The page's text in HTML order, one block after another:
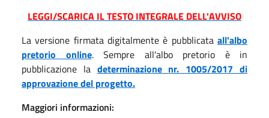
LEGGI/SCARICA IL TESTO INTEGRALE DELL'AVVISO
La versione firmata digitalmente è pubblicata all'albo
pretorio online. Sempre all'albo pretorio è in
pubblicazione la determinazione nr. 1005/2017 di
approvazione del progetto.
Maggiori informazioni: